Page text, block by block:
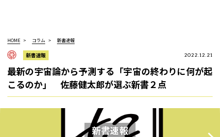
HOME コラム 新書速報
新書速報 2022.12.21
最新の宇宙論から予測する「宇宙の終わりに何が起
こるのか」 佐藤健太郎が選ぶ新書２点
新書速報